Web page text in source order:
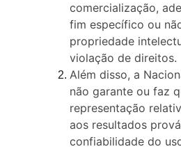
comercialização,
fim específico ou
propriedade
violação de direitos.
Além disso, a
não garante ou faz
representação
aos resultados
confiabilidade do